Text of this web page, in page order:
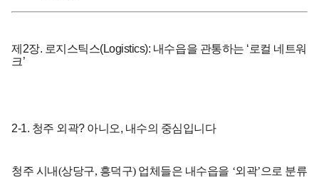
제2장. 로지스틱스(Logistics): 내수읍을 관통하는 ‘로컬 네트워
크’
2-1. 청주 외곽? 아니오, 내수의 중심입니다
청주 시내(상당구, 흥덕구) 업체들은 내수읍을 ‘외곽’으로 분류